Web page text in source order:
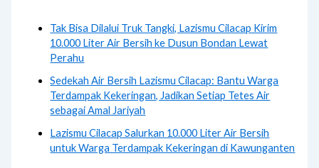
Tak Bisa Dilalui Truk Tangki, Lazismu Cilacap Kirim
10.000 Liter Air Bersih ke Dusun Bondan Lewat
Perahu
Sedekah Air Bersih Lazismu Cilacap: Bantu Warga
Terdampak Kekeringan, Jadikan Setiap Tetes Air
sebagai Amal Jariyah
Lazismu Cilacap Salurkan 10.000 Liter Air Bersih
untuk Warga Terdampak Kekeringan di Kawunganten